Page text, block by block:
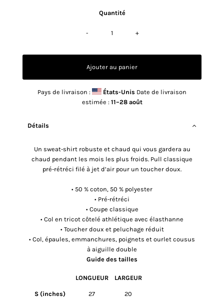
Quantité
- +
Pays de livraison : États-Unis Date de livraison
estimée : 11⁠–28 août
Détails
Un sweat-shirt robuste et chaud qui vous gardera au
chaud pendant les mois les plus froids. Pull classique
pré-rétréci filé à jet d’air pour un toucher doux.
• 50 % coton, 50 % polyester
• Pré-rétréci
• Coupe classique
• Col en tricot côtelé athlétique avec élasthanne
• Toucher doux et peluchage réduit
• Col, épaules, emmanchures, poignets et ourlet cousus
à aiguille double
Guide des tailles
LONGUEUR LARGEUR
S (inches) 27 20